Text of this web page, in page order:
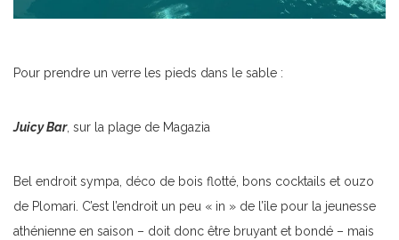
Pour prendre un verre les pieds dans le sable :
Juicy Bar, sur la plage de Magazia
Bel endroit sympa, déco de bois flotté, bons cocktails et ouzo
de Plomari. C’est l’endroit un peu « in » de l’île pour la jeunesse
athénienne en saison – doit donc être bruyant et bondé – mais